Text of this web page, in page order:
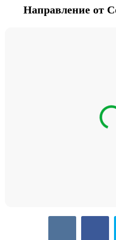
Направление от